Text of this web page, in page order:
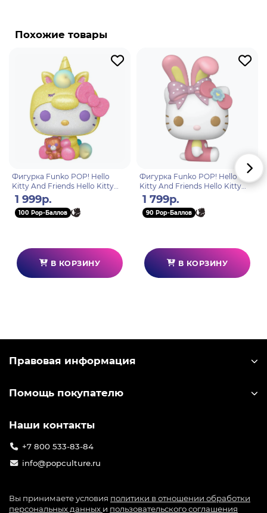
Синнаморолл (Корица) - маленький белый щенок
с длинными ушами, которые позволяют ему
летать. Синнаморолл застенчив, чистосердечен и
всегда готов помочь друзьям. Работает в кафе
Cinnamon и иногда спит на коленях у клиентов.
Его любимое блюдо - тёплые, свежие булочки с
корицей.
Похожие товары
Фигурка Funko POP! Hello
Kitty And Friends Hello Kitty
Unicorn (DGLT) (Exc) (58) 82097
1 999р.
100 Pop-Баллов
В КОРЗИНУ
Фигурка Funko POP! Hello
Kitty And Friends Hello Kitty
with Bunny Ears (130) 89037
1 799р.
90 Pop-Баллов
В КОРЗИНУ
Правовая информация
Помощь покупателю
Наши контакты
+7 800 533-83-84
info@popculture.ru
Вы принимаете условия политики в отношении обработки
персональных данных и пользовательского соглашения